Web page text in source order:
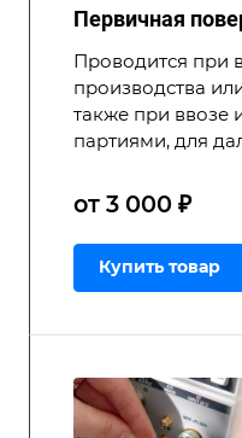
Первичная
Проводится при
производства
также при ввозе
партиями, для
от 3 000 ₽
Купить товар